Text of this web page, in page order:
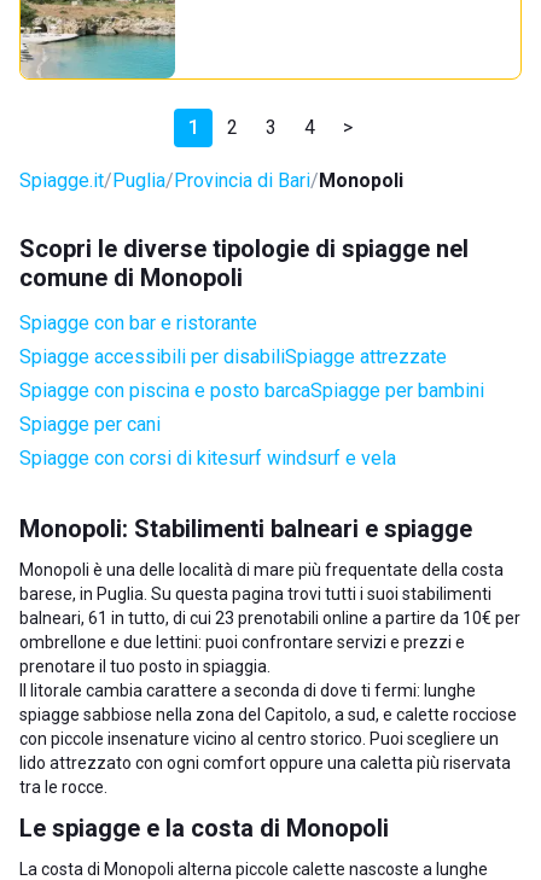
1 2 3 4 >
Spiagge.it Puglia Provincia di Bari Monopoli
Scopri le diverse tipologie di spiagge nel
comune di Monopoli
Spiagge con bar e ristorante
Spiagge accessibili per disabiliSpiagge attrezzate
Spiagge con piscina e posto barcaSpiagge per bambini
Spiagge per cani
Spiagge con corsi di kitesurf windsurf e vela
Monopoli: Stabilimenti balneari e spiagge
Monopoli è una delle località di mare più frequentate della costa
barese, in Puglia . Su questa pagina trovi tutti i suoi stabilimenti
balneari, 61 in tutto, di cui 23 prenotabili online a partire da 10€ per
ombrellone e due lettini: puoi confrontare servizi e prezzi e
prenotare il tuo posto in spiaggia.
Il litorale cambia carattere a seconda di dove ti fermi: lunghe
spiagge sabbiose nella zona del Capitolo, a sud, e calette rocciose
con piccole insenature vicino al centro storico. Puoi scegliere un
lido attrezzato con ogni comfort oppure una caletta più riservata
tra le rocce.
Le spiagge e la costa di Monopoli
La costa di Monopoli alterna piccole calette nascoste a lunghe